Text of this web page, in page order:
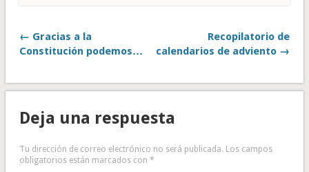
← Gracias a la
Constitución podemos…
Recopilatorio de
calendarios de adviento →
Deja una respuesta
Tu dirección de correo electrónico no será publicada. Los campos
obligatorios están marcados con *